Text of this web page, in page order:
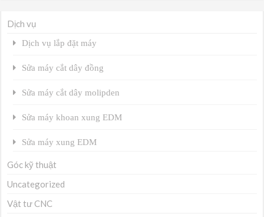
Dịch vụ
Dịch vụ lắp đặt máy
Sửa máy cắt dây đồng
Sửa máy cắt dây molipden
Sửa máy khoan xung EDM
Sửa máy xung EDM
Góc kỹ thuật
Uncategorized
Vật tư CNC